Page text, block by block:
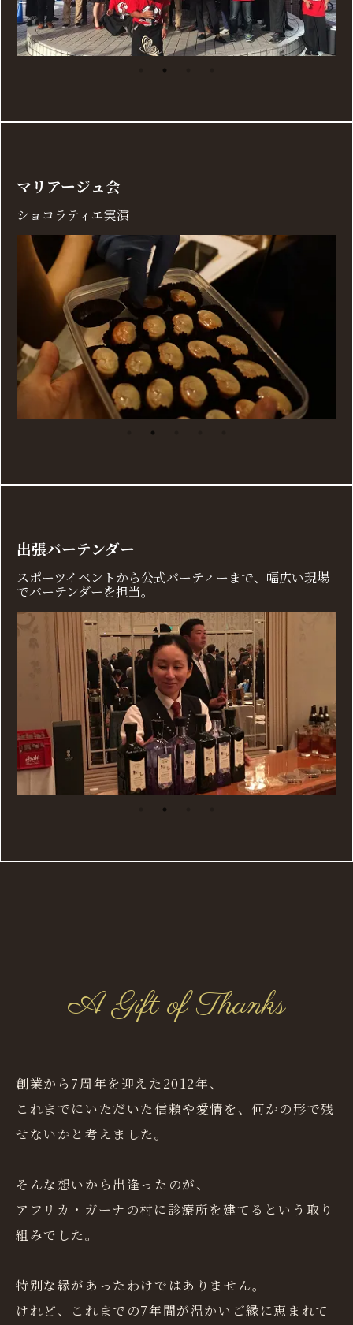
マリアージュ会
ショコラティエ実演
出張バーテンダー
スポーツイベントから公式パーティーまで、幅広い現場
でバーテンダーを担当。
A Gift of Thanks
創業から7周年を迎えた2012年、
これまでにいただいた信頼や愛情を、何かの形で残
せないかと考えました。
そんな想いから出逢ったのが、
アフリカ・ガーナの村に診療所を建てるという取り
組みでした。
特別な縁があったわけではありません。
けれど、これまでの7年間が温かいご縁に恵まれて